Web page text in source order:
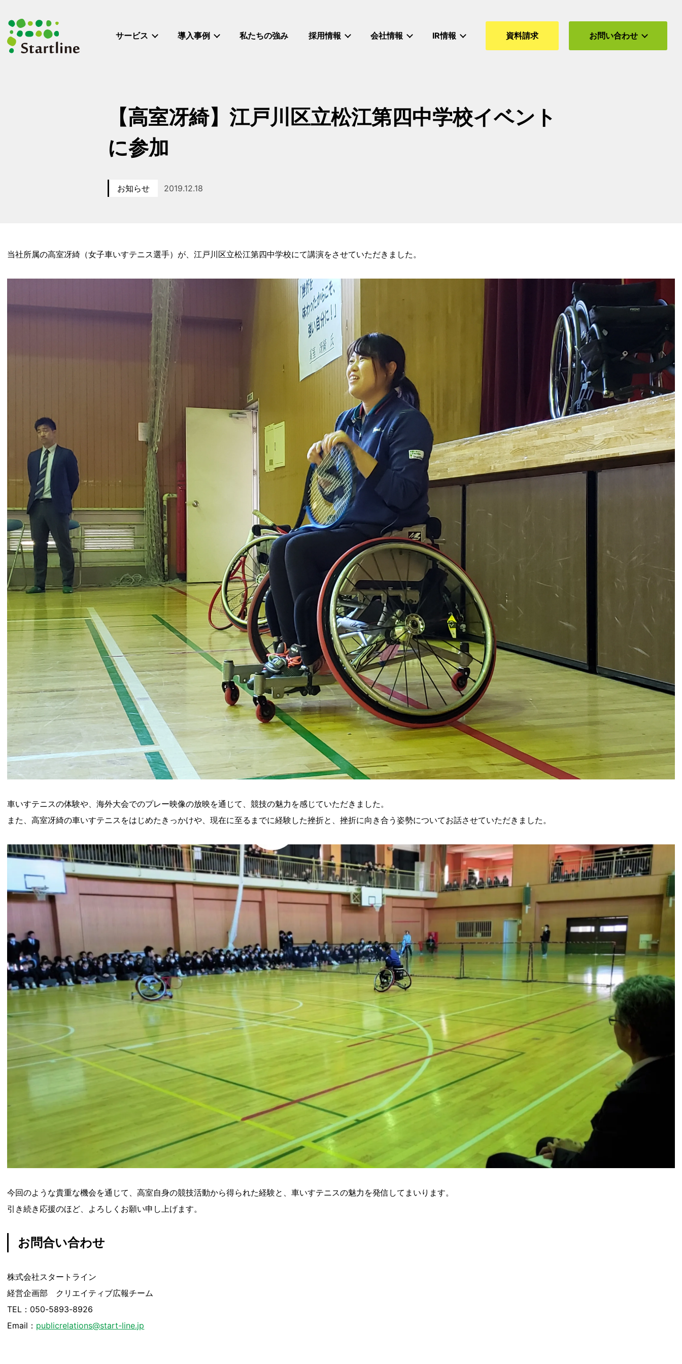
コ
サービス 導入事例 私たちの強み 採用情報 会社情報 IR情報 資料請求 お問い合わせ
【高室冴綺】江戸川区立松江第四中学校イベント
に参加
カテゴリー
お知らせ
投稿日
2019.12.18
当社所属の高室冴綺（女子車いすテニス選手）が、江戸川区立松江第四中学校にて講演をさせていただきました。
車いすテニスの体験や、海外大会でのプレー映像の放映を通じて、競技の魅力を感じていただきました。
また、高室冴綺の車いすテニスをはじめたきっかけや、現在に至るまでに経験した挫折と、挫折に向き合う姿勢についてお話させていただきました。
今回のような貴重な機会を通じて、高室自身の競技活動から得られた経験と、車いすテニスの魅力を発信してまいります。
引き続き応援のほど、よろしくお願い申し上げます。
お問合い合わせ
株式会社スタートライン
経営企画部 クリエイティブ広報チーム
TEL：050-5893-8926
Email： publicrelations@start-line.jp